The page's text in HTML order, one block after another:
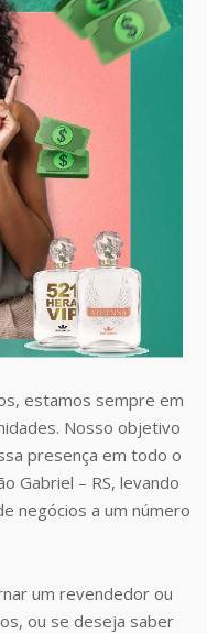
estamos sempre em
Nosso objetivo
presença em todo o
Gabriel – RS, levando
negócios a um número
um revendedor ou
ou se deseja saber